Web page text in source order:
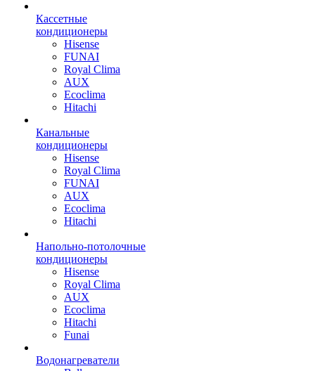
Кассетные
кондиционеры
Hisense
FUNAI
Royal Clima
AUX
Ecoclima
Hitachi
Канальные
кондиционеры
Hisense
Royal Clima
FUNAI
AUX
Ecoclima
Hitachi
Напольно-потолочные
кондиционеры
Hisense
Royal Clima
AUX
Ecoclima
Hitachi
Funai
Водонагреватели